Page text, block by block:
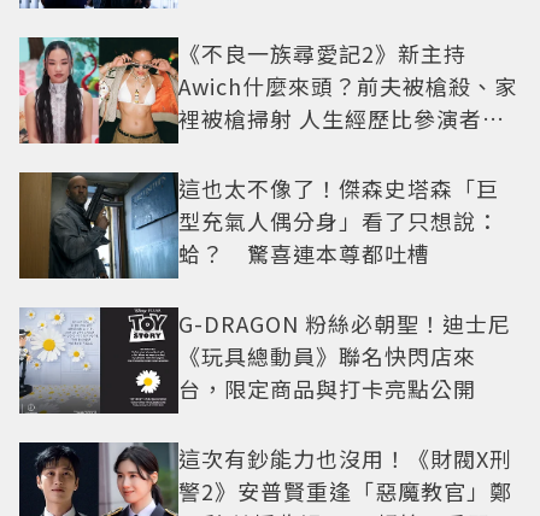
《不良一族尋愛記2》新主持
Awich什麼來頭？前夫被槍殺、家
裡被槍掃射 人生經歷比參演者還
這也太不像了！傑森史塔森「巨
型充氣人偶分身」看了只想說：
蛤？ 驚喜連本尊都吐槽
G-DRAGON 粉絲必朝聖！迪士尼
《玩具總動員》聯名快閃店來
台，限定商品與打卡亮點公開
這次有鈔能力也沒用！《財閥X刑
警2》安普賢重逢「惡魔教官」鄭